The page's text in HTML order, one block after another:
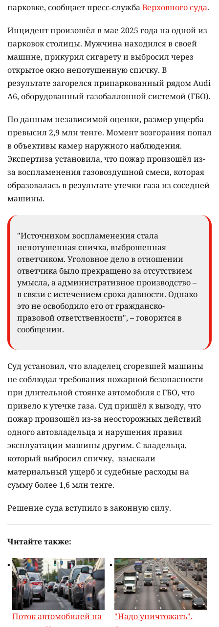
парковке, сообщает пресс-службаВерховного суда.
Инцидент произошёл в мае 2025 года на одной из
парковок столицы. Мужчина находился в своей
машине, прикурил сигарету и выбросил через
открытое окно непотушенную спичку. В
результате загорелся припаркованный рядом Audi
A6, оборудованный газобаллонной системой (ГБО).
По данным независимой оценки, размер ущерба
превысил 2,9 млн тенге. Момент возгорания попал
в объективы камер наружного наблюдения.
Экспертиза установила, что пожар произошёл из-
за воспламенения газовоздушной смеси, которая
образовалась в результате утечки газа из соседней
машины.
"Источником воспламенения стала
непотушенная спичка, выброшенная
ответчиком. Уголовное дело в отношении
ответчика было прекращено за отсутствием
умысла, а административное производство –
в связи с истечением срока давности. Однако
это не освободило его от гражданско-
правовой ответственности", – говорится в
сообщении.
Суд установил, что владелец сгоревшей машины
не соблюдал требования пожарной безопасности
при длительной стоянке автомобиля с ГБО, что
привело к утечке газа. Суд пришёл к выводу, что
пожар произошёл из-за неосторожных действий
одного автовладельца и нарушения правил
эксплуатации машины другим. С владельца,
который выбросил спичку, взыскали
материальный ущерб и судебные расходы на
сумму более 1,6 млн тенге.
Решение суда вступило в законную силу.
Читайте также:
Поток автомобилей на
"Надо уничтожать".